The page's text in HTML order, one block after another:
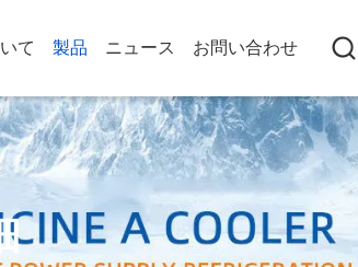
て 製品 ニュース お問い合わせ